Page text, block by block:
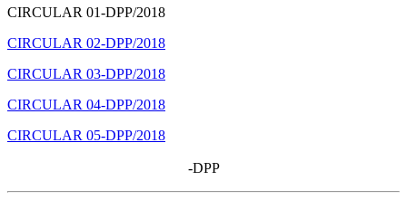
CIRCULAR 01-DPP/2018
CIRCULAR 02-DPP/2018
CIRCULAR 03-DPP/2018
CIRCULAR 04-DPP/2018
CIRCULAR 05-DPP/2018
-DPP